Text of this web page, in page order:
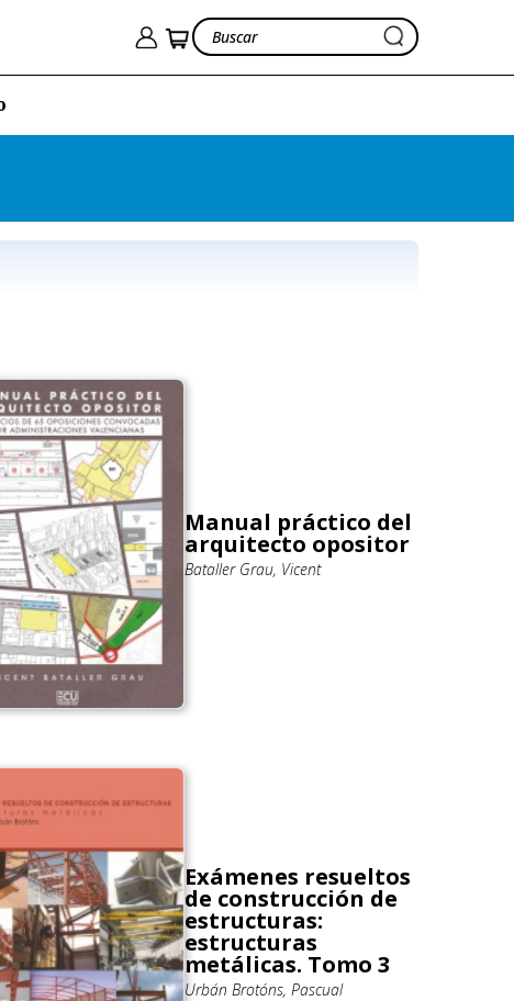
Manual práctico del
arquitecto opositor
Bataller Grau, Vicent
Exámenes resueltos
de construcción de
estructuras:
estructuras
metálicas. Tomo 3
Urbán Brotóns, Pascual